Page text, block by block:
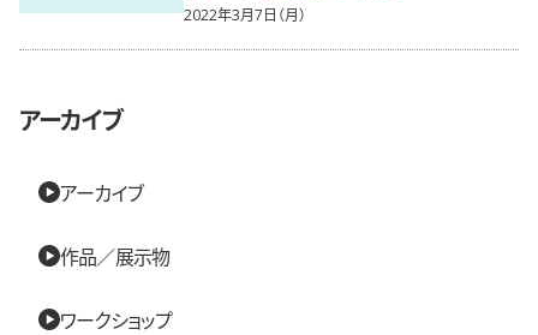
2022年3月7日（月）
アーカイブ
アーカイブ
作品／展示物
ワークショップ